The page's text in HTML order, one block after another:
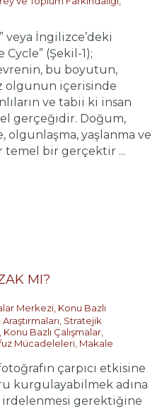
veya İngilizce’deki
Cycle” (Şekil-1);
bu boyutun,
olgunun içerisinde
ve tabii ki insan
gerçeğidir. Doğum,
olgunlaşma, yaşlanma ve
temel bir gerçektir ...
MI?
Merkezi Konu Bazlı
Stratejik
Konu Bazlı Çalışmalar
Mücadeleleri Makale
çarpıcı etkisine
kurgulayabilmek adına
gerektiğine